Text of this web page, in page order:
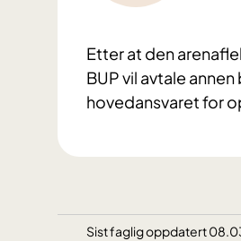
Etter at den
BUP vil avtale
hovedansvaret for
Sist faglig oppdatert